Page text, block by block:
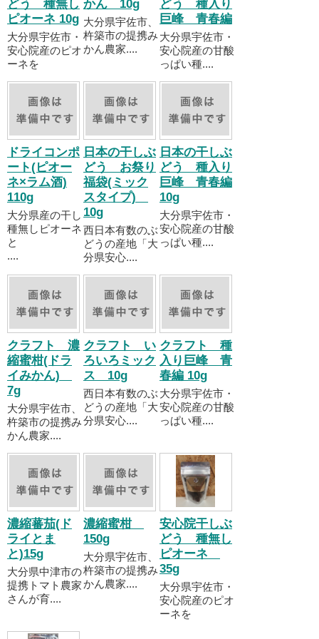
どう 種無し
ピオーネ 10g
大分県宇佐市・
安心院産のピオ
ーネを
かん 10g
大分県宇佐市、
杵築市の提携み
かん農家....
どう 種入り
巨峰 青春編
大分県宇佐市・
安心院産の甘酸
っぱい種....
ドライコンポ
ート(ピオー
ネ×ラム酒)
110g
大分県産の干し
種無しピオーネ
と
....
日本の干しぶ
どう お祭り
福袋(ミック
スタイプ)
10g
西日本有数のぶ
どうの産地「大
分県安心....
日本の干しぶ
どう 種入り
巨峰 青春編
10g
大分県宇佐市・
安心院産の甘酸
っぱい種....
クラフト 濃
縮蜜柑(ドラ
イみかん)
7g
大分県宇佐市、
杵築市の提携み
かん農家....
クラフト い
ろいろミック
ス 10g
西日本有数のぶ
どうの産地「大
分県安心....
クラフト 種
入り巨峰 青
春編 10g
大分県宇佐市・
安心院産の甘酸
っぱい種....
濃縮蕃茄(ド
ライとま
と)15g
大分県中津市の
提携トマト農家
さんが育....
濃縮蜜柑
150g
大分県宇佐市、
杵築市の提携み
かん農家....
安心院干しぶ
どう 種無し
ピオーネ
35g
大分県宇佐市・
安心院産のピオ
ーネを